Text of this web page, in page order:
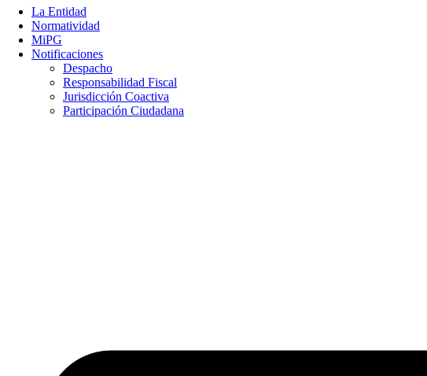
La Entidad
Normatividad
MiPG
Notificaciones
Despacho
Responsabilidad Fiscal
Jurisdicción Coactiva
Participación Ciudadana